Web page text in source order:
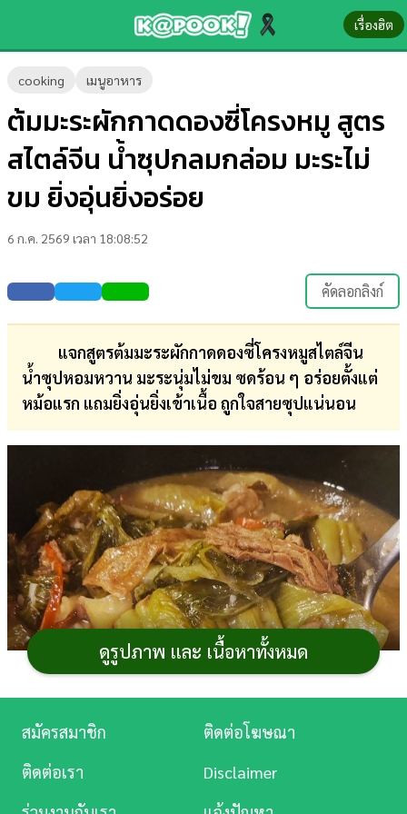
เรื่องฮิต
cooking เมนูอาหาร
ต้มมะระผักกาดดองซี่โครงหมู สูตร
สไตล์จีน น้ำซุปกลมกล่อม มะระไม่
ขม ยิ่งอุ่นยิ่งอร่อย
6 ก.ค. 2569 เวลา 18:08:52
คัดลอกลิงก์
แจกสูตรต้มมะระผักกาดดองซี่โครงหมูสไตล์จีน
น้ำซุปหอมหวาน มะระนุ่มไม่ขม ซดร้อน ๆ อร่อยตั้งแต่
หม้อแรก แถมยิ่งอุ่นยิ่งเข้าเนื้อ ถูกใจสายซุปแน่นอน
ดูรูปภาพ และ เนื้อหาทั้งหมด
ข่าว-
ความ
รู้
บันเทิง
ตรวจ
หวย
บอล
สด
การ
ศึกษา
บันเทิง
ดู
หนัง
สมัครสมาชิก
ติดต่อโฆษณา
ติดต่อเรา
Disclaimer